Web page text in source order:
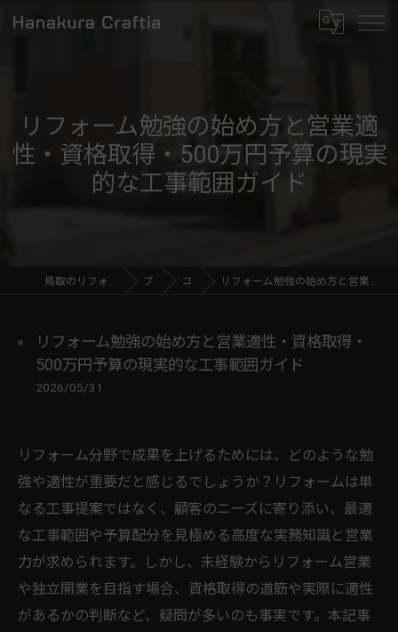
リフォーム勉強の始め方と営業適
性・資格取得・500万円予算の現実
的な工事範囲ガイド
鳥取のリフォームならHanakura Craftia ブログ コラム リフォーム勉強の始め方と営業適性・資格取得・500万円予算の現実的な工事範囲ガイド
リフォーム勉強の始め方と営業適性・資格取得・
500万円予算の現実的な工事範囲ガイド
2026/05/31
リフォーム分野で成果を上げるためには、どのような勉
強や適性が重要だと感じるでしょうか？リフォームは単
なる工事提案ではなく、顧客のニーズに寄り添い、最適
な工事範囲や予算配分を見極める高度な実務知識と営業
力が求められます。しかし、未経験からリフォーム営業
や独立開業を目指す場合、資格取得の道筋や実際に適性
があるかの判断など、疑問が多いのも事実です。本記事